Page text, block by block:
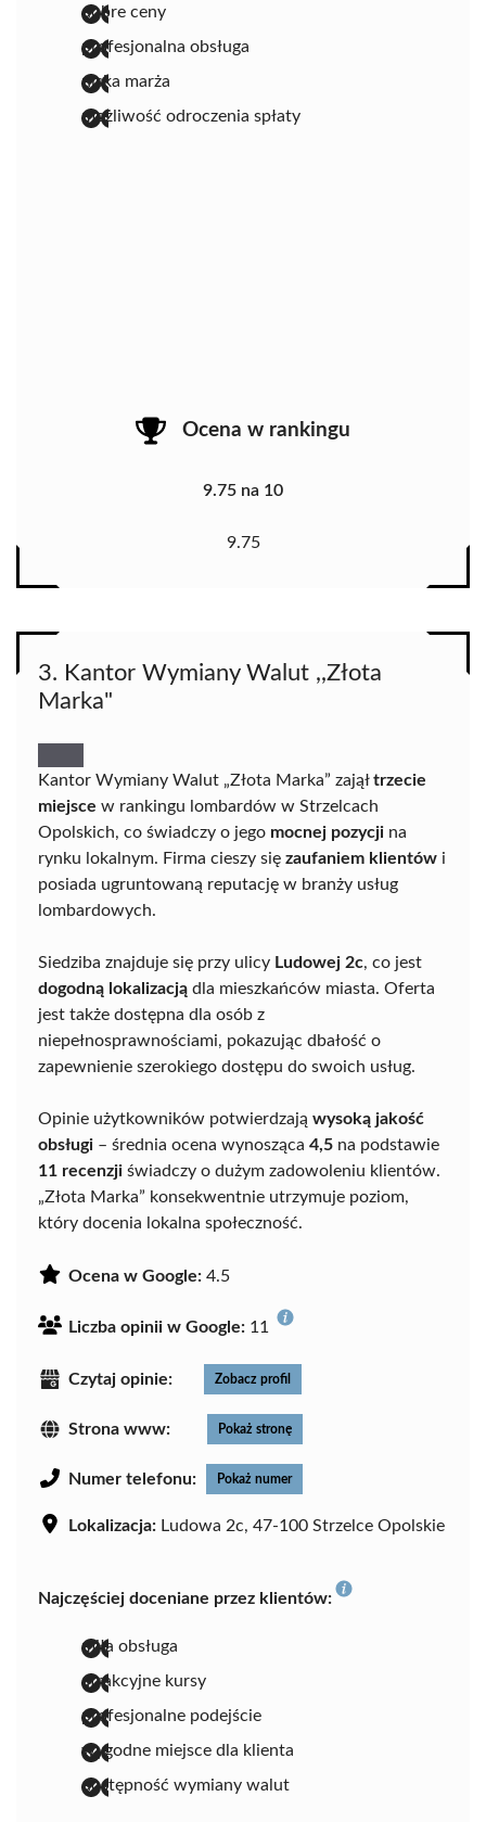
dobre ceny
profesjonalna obsługa
niska marża
możliwość odroczenia spłaty
Ocena w rankingu
9.75 na 10
9.75
3. Kantor Wymiany Walut ,,Złota
Marka"
Kantor Wymiany Walut „Złota Marka” zająłtrzecie
miejsce w rankingu lombardów w Strzelcach
Opolskich, co świadczy o jego mocnej pozycji na
rynku lokalnym. Firma cieszy się zaufaniem klientów i
posiada ugruntowaną reputację w branży usług
lombardowych.
Siedziba znajduje się przy ulicy Ludowej 2c, co jest
dogodną lokalizacją dla mieszkańców miasta. Oferta
jest także dostępna dla osób z
niepełnosprawnościami, pokazując dbałość o
zapewnienie szerokiego dostępu do swoich usług.
Opinie użytkowników potwierdzają wysoką jakość
obsługi – średnia ocena wynosząca 4,5 na podstawie
11 recenzji świadczy o dużym zadowoleniu klientów.
„Złota Marka” konsekwentnie utrzymuje poziom,
który docenia lokalna społeczność.
Ocena w Google: 4.5
Liczba opinii w Google: 11
Czytaj opinie: Zobacz profil
Strona www: Pokaż stronę
Numer telefonu: Pokaż numer
Lokalizacja: Ludowa 2c, 47-100 Strzelce Opolskie
Najczęściej doceniane przez klientów:
miła obsługa
atrakcyjne kursy
profesjonalne podejście
wygodne miejsce dla klienta
dostępność wymiany walut